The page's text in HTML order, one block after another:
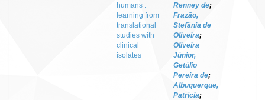
humans :
learning from
translational
studies with
clinical
isolates
Renney de;
Frazão,
Stefânia de
Oliveira;
Oliveira
Júnior,
Getúlio
Pereira de;
Albuquerque,
Patrícia;